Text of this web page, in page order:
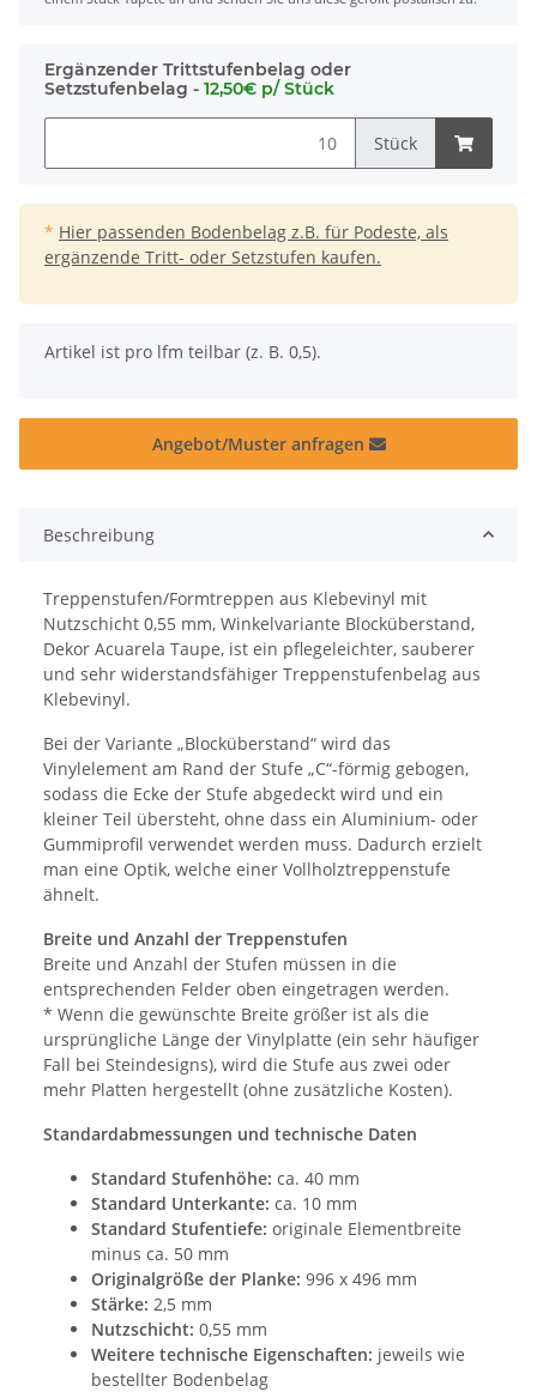
Ergänzender Trittstufenbelag oder
Setzstufenbelag - 12,50€ p/ Stück
Stück
* Hier passenden Bodenbelag z.B. für Podeste, als
ergänzende Tritt- oder Setzstufen kaufen.
x
Artikel ist pro lfm teilbar (z. B. 0,5).
Angebot/Muster anfragen
Beschreibung
Treppenstufen/Formtreppen aus Klebevinyl mit
Nutzschicht 0,55 mm, Winkelvariante Blocküberstand,
Dekor Acuarela Taupe, ist ein pflegeleichter, sauberer
und sehr widerstandsfähiger Treppenstufenbelag aus
Klebevinyl.
Bei der Variante „Blocküberstand“ wird das
Vinylelement am Rand der Stufe „C“-förmig gebogen,
sodass die Ecke der Stufe abgedeckt wird und ein
kleiner Teil übersteht, ohne dass ein Aluminium- oder
Gummiprofil verwendet werden muss. Dadurch erzielt
man eine Optik, welche einer Vollholztreppenstufe
ähnelt.
Breite und Anzahl der Treppenstufen
Breite und Anzahl der Stufen müssen in die
entsprechenden Felder oben eingetragen werden.
* Wenn die gewünschte Breite größer ist als die
ursprüngliche Länge der Vinylplatte (ein sehr häufiger
Fall bei Steindesigns), wird die Stufe aus zwei oder
mehr Platten hergestellt (ohne zusätzliche Kosten).
Standardabmessungen und technische Daten
Standard Stufenhöhe: ca. 40 mm
Standard Unterkante: ca. 10 mm
Standard Stufentiefe: originale Elementbreite
minus ca. 50 mm
Originalgröße der Planke: 996 x 496 mm
Stärke: 2,5 mm
Nutzschicht: 0,55 mm
Weitere technische Eigenschaften: jeweils wie
bestellter Bodenbelag